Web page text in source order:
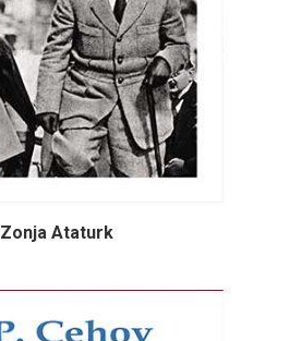
Zonja Ataturk